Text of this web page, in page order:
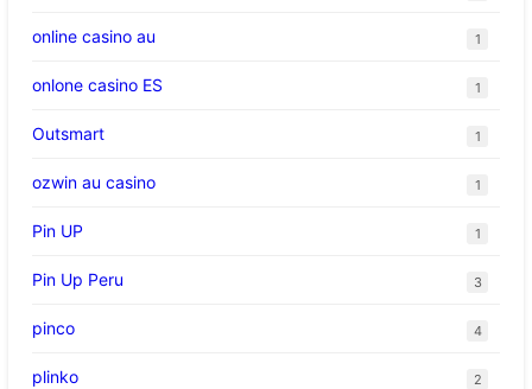
online casino au 1
onlone casino ES 1
Outsmart 1
ozwin au casino 1
Pin UP 1
Pin Up Peru 3
pinco 4
plinko 2